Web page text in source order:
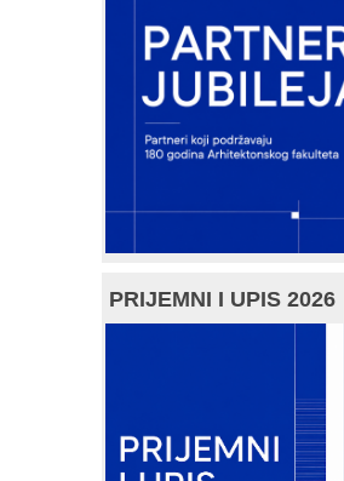
PRIJEMNI I UPIS 2026